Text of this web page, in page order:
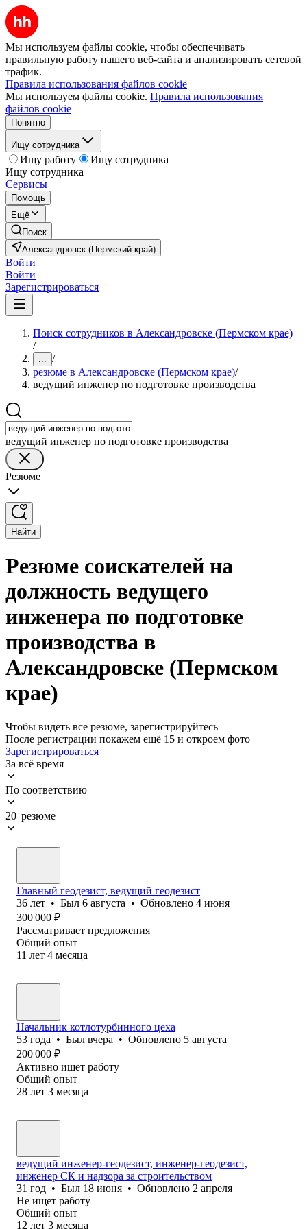
Мы используем файлы cookie, чтобы обеспечивать
правильную работу нашего веб-сайта и анализировать сетевой
трафик.
Правила использования файлов cookie
Мы используем файлы cookie. Правила использования
файлов cookie
Понятно
Ищу сотрудника
Ищу работу
Ищу сотрудника
Ищу сотрудника
Сервисы
Помощь
Ещё
Поиск
Александровск (Пермский край)
Войти
Войти
Зарегистрироваться
Поиск сотрудников в Александровске (Пермском крае)
/
... /
резюме в Александровске (Пермском крае)/
ведущий инженер по подготовке производства
ведущий инженер по подготовке производства
Резюме
Найти
Резюме соискателей на
должность ведущего
инженера по подготовке
производства в
Александровске (Пермском
крае)
Чтобы видеть все резюме, зарегистрируйтесь
После регистрации покажем ещё 15 и откроем фото
Зарегистрироваться
За всё время
По соответствию
20 резюме
Главный геодезист, ведущий геодезист
36 лет • Был 6 августа • Обновлено 4 июня
300 000 ₽
Рассматривает предложения
Общий опыт
11 лет 4 месяца
Начальник котлотурбинного цеха
53 года • Был вчера • Обновлено 5 августа
200 000 ₽
Активно ищет работу
Общий опыт
28 лет 3 месяца
ведущий инженер-геодезист, инженер-геодезист,
инженер СК и надзора за строительством
31 год • Был 18 июня • Обновлено 2 апреля
Не ищет работу
Общий опыт
12 лет 3 месяца